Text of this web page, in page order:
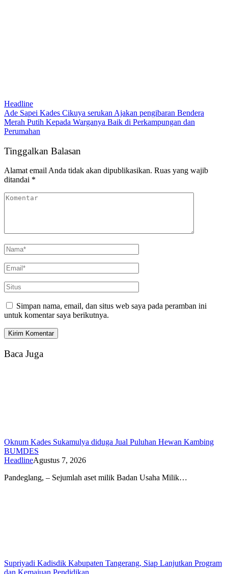
Headline
Ade Sapei Kades Cikuya serukan Ajakan pengibaran Bendera
Merah Putih Kepada Warganya Baik di Perkampungan dan
Perumahan
Tinggalkan Balasan
Alamat email Anda tidak akan dipublikasikan. Ruas yang wajib
ditandai *
Simpan nama, email, dan situs web saya pada peramban ini
untuk komentar saya berikutnya.
Baca Juga
Oknum Kades Sukamulya diduga Jual Puluhan Hewan Kambing
BUMDES
HeadlineAgustus 7, 2026
Pandeglang, – Sejumlah aset milik Badan Usaha Milik…
Supriyadi Kadisdik Kabupaten Tangerang, Siap Lanjutkan Program
dan Kemajuan Pendidikan